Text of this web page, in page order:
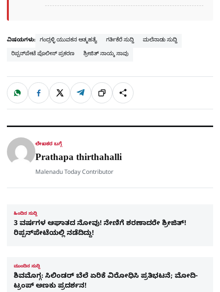
ವಿಷಯಗಳು: ಗಂದ್ರಳ್ಳಿ ಯುವಕನ ಆತ್ಮಹತ್ಯೆ ಗರ್ತಿಕೆರೆ ಸುದ್ದಿ
ಮಲೆನಾಡು ಸುದ್ದಿ
ರಿಪ್ಪನ್‌ಪೇಟೆ ಪೊಲೀಸ್ ಪ್ರಕರಣ
ಶ್ರೀಜಿತ್ ನಾಯ್ಕ ಸಾವು
ಹಂಚಿಕೊಳ್ಳಿ
W
a
t
p
F
c
e
k
X T
l
e
m
ಲಿಂ
ಕ್
S
h
a
ಲೇಖಕರ ಬಗ್ಗೆ
Prathapa thirthahalli
Malenadu Today Contributor
ಹಿಂದಿನ ಸುದ್ದಿ
3 ವರ್ಷಗಳ ಆಘಾತದ ನೋವು! ನೇಣಿಗೆ ಶರಣಾದರೇ ಶ್ರೀಜಿತ್​!
ರಿಪ್ಪನ್​ಪೇಟೆಯಲ್ಲಿ ನಡೆದಿದ್ದು!
ಮುಂದಿನ ಸುದ್ದಿ
ಶಿವಮೊಗ್ಗ: ಸಿಲಿಂಡರ್ ಬೆಲೆ ಏರಿಕೆ ವಿರೋಧಿಸಿ ಪ್ರತಿಭಟನೆ; ಮೋದಿ-
ಟ್ರಂಪ್ ಅಣಕು ಪ್ರದರ್ಶನ!